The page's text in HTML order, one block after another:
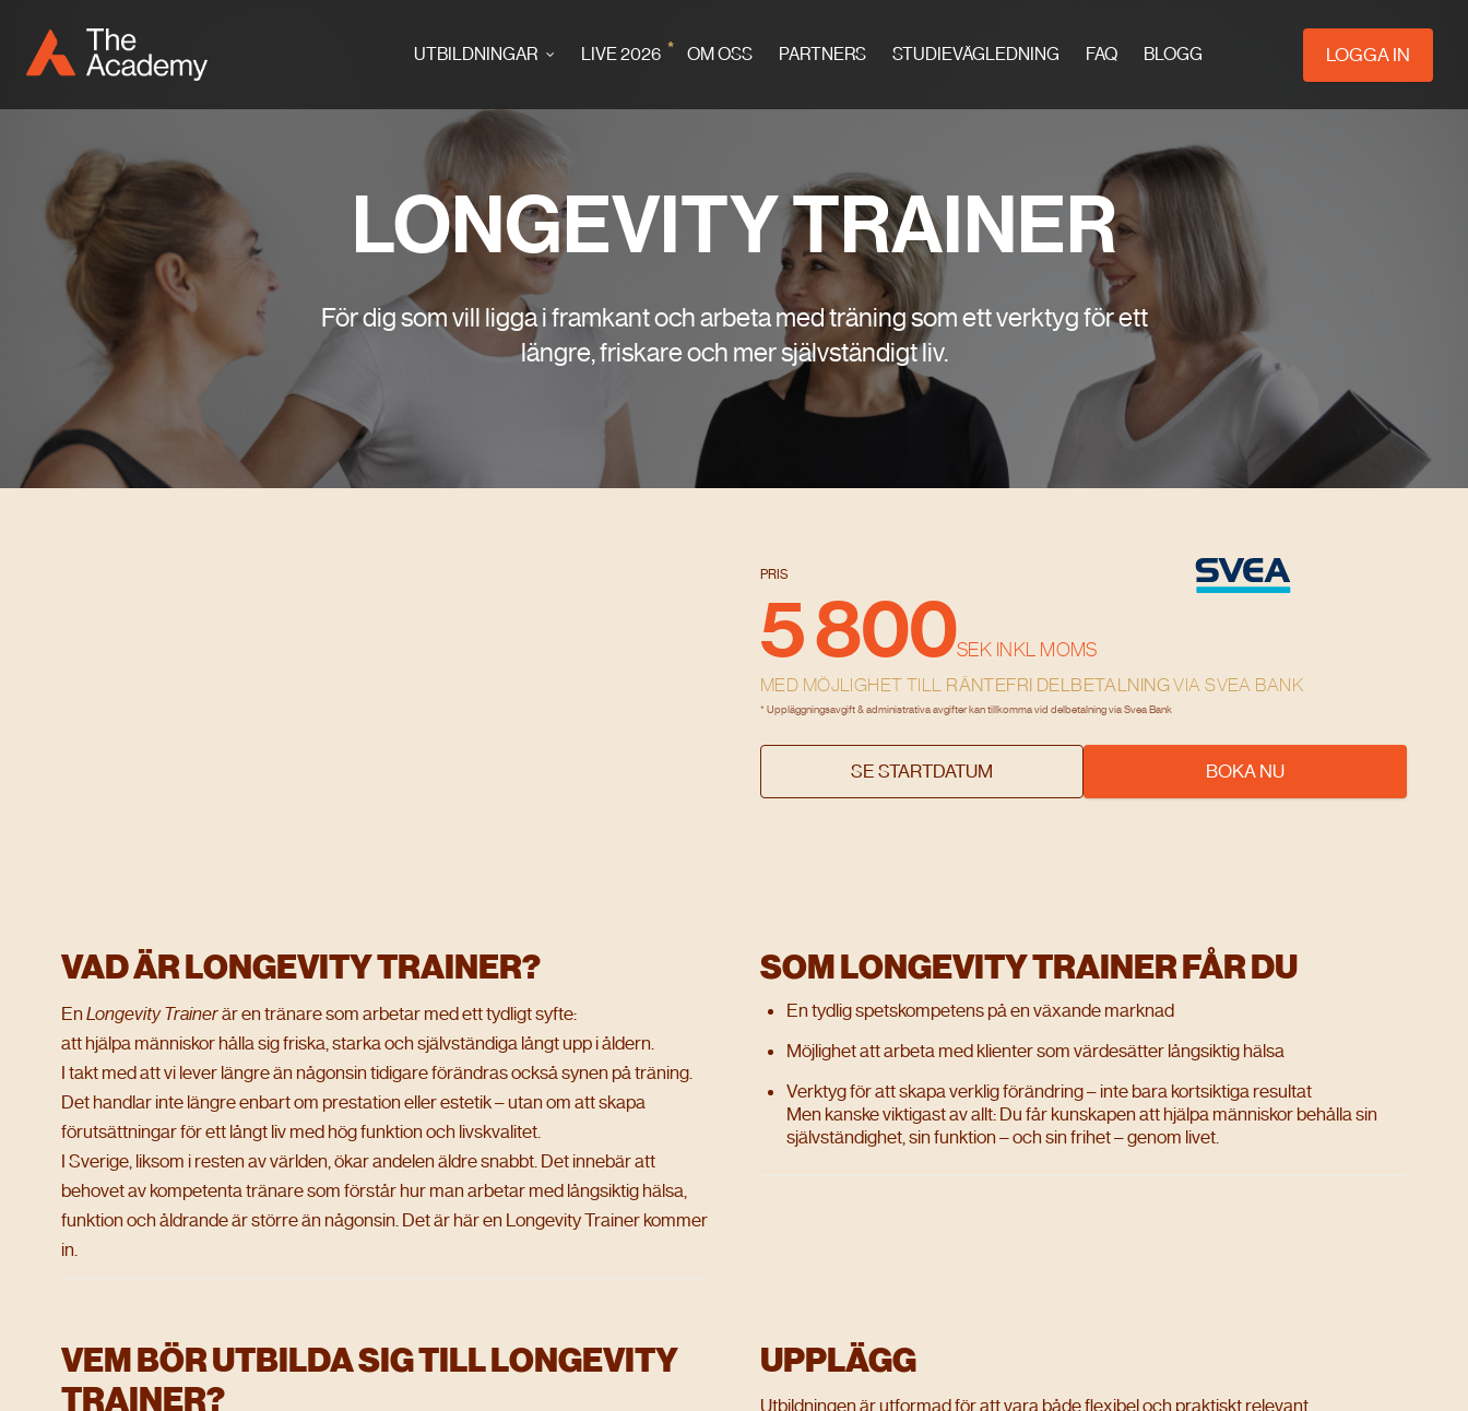
UTBILDNINGAR LIVE 2026 * OM OSS PARTNERS STUDIEVÄGLEDNING FAQ BLOGG LOGGA IN
LONGEVITY TRAINER
För dig som vill ligga i framkant och arbeta med träning som ett verktyg för ett
längre, friskare och mer självständigt liv.
PRIS
5 800SEK INKL MOMS
MED MÖJLIGHET TILL RÄNTEFRI DELBETALNINGVIA SVEA BANK
* Uppläggningsavgift & administrativa avgifter kan tillkomma vid delbetalning via Svea Bank
SE STARTDATUM BOKA NU
VAD ÄR LONGEVITY TRAINER?
En Longevity Trainerär en tränare som arbetar med ett tydligt syfte:
att hjälpa människor hålla sig friska, starka och självständiga långt upp i åldern.
I takt med att vi lever längre än någonsin tidigare förändras också synen på träning.
Det handlar inte längre enbart om prestation eller estetik – utan om att skapa
förutsättningar för ett långt liv med hög funktion och livskvalitet.
I Sverige, liksom i resten av världen, ökar andelen äldre snabbt. Det innebär att
behovet av kompetenta tränare som förstår hur man arbetar med långsiktig hälsa,
funktion och åldrande är större än någonsin. Det är här en Longevity Trainer kommer
in.
SOM LONGEVITY TRAINER FÅR DU
En tydlig spetskompetens på en växande marknad
Möjlighet att arbeta med klienter som värdesätter långsiktig hälsa
Verktyg för att skapa verklig förändring – inte bara kortsiktiga resultat
Men kanske viktigast av allt: Du får kunskapen att hjälpa människor behålla sin
självständighet, sin funktion – och sin frihet – genom livet.
VEM BÖR UTBILDA SIG TILL LONGEVITY
TRAINER?
UPPLÄGG
Utbildningen är utformad för att vara både flexibel och praktiskt relevant.